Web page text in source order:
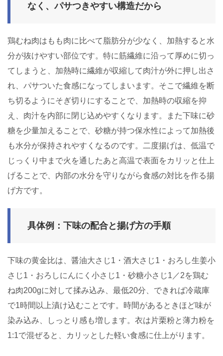
なく、パサつきやすい構造だから
鶏むね肉はもも肉に比べて脂肪分が少なく、加熱すると水
分が抜けやすい部位です。特に筋繊維に沿って厚めに切っ
てしまうと、加熱時に繊維が収縮して肉汁が外に押し出さ
れ、パサついた食感になってしまいます。そこで繊維を断
ち切るようにそぎ切りにすることで、加熱時の収縮を抑
え、肉汁を内部に閉じ込めやすくなります。また下味に砂
糖を少量加えることで、砂糖が持つ保水性によって加熱後
も水分が保持されやすくなるのです。二度揚げは、低温で
じっくり中まで火を通したあと高温で表面をカリッと仕上
げることで、内部の水分を守りながら食感の対比を作る揚
げ方です。
具体例：下味の配合と揚げ方の手順
下味の黄金比は、醤油大さじ1・酒大さじ1・おろし生姜小
さじ1・おろしにんにく小さじ1・砂糖小さじ1／2を鶏む
ね肉200gに対して揉み込み、最低20分、できれば冷蔵庫
で1時間以上漬け込むことです。時間があるときほど味が
染み込み、しっとり感も増します。衣は片栗粉と薄力粉を
1:1で混ぜると、カリッとした軽い食感に仕上がります。